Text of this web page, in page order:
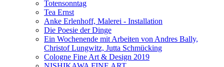
Totensonntag
Tea Ernst
Anke Erlenhoff, Malerei - Installation
Die Poesie der Dinge
Ein Wochenende mit Arbeiten von Andres Bally,
Christof Lungwitz, Jutta Schmücking
Cologne Fine Art & Design 2019